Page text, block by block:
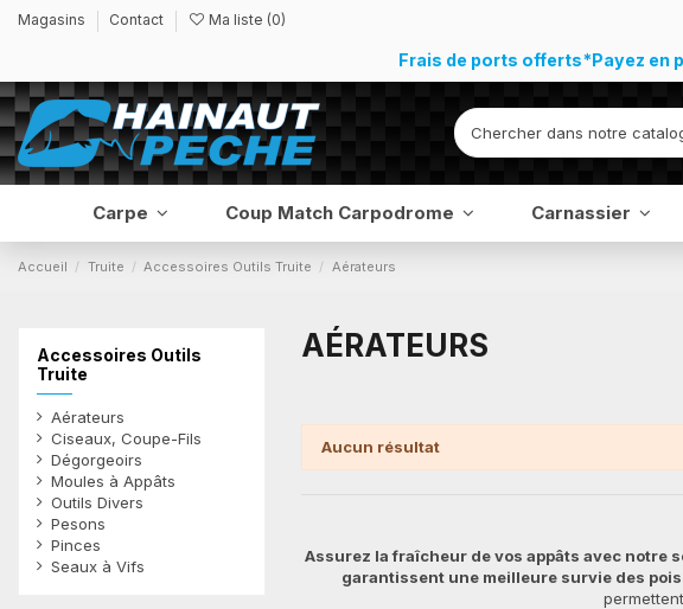
Magasins Contact Ma liste (0)
Frais de ports offerts*Payez en
Carpe Coup Match Carpodrome Carnassier
Accueil Truite Accessoires Outils Truite Aérateurs
AÉRATEURS
Aucun résultat
Assurez la fraîcheur de vos appâts avec notre
garantissent une meilleure survie des
Accessoires Outils
Truite
Aérateurs
Ciseaux, Coupe-Fils
Dégorgeoirs
Moules à Appâts
Outils Divers
Pesons
Pinces
Seaux à Vifs